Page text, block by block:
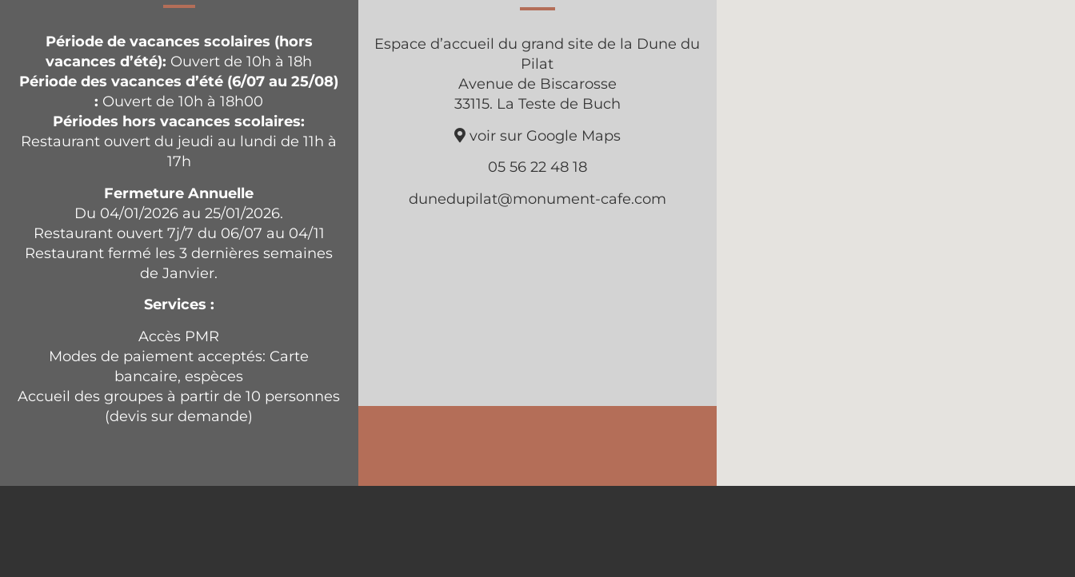
Période de vacances scolaires (hors
vacances d’été): Ouvert de 10h à 18h
Période des vacances d’été (6/07 au 25/08)
: Ouvert de 10h à 18h00
Périodes hors vacances scolaires:
Restaurant ouvert du jeudi au lundi de 11h à
17h
Fermeture Annuelle
Du 04/01/2026 au 25/01/2026.
Restaurant ouvert 7j/7 du 06/07 au 04/11
Restaurant fermé les 3 dernières semaines
de Janvier.
Services :
Accès PMR
Modes de paiement acceptés: Carte
bancaire, espèces
Accueil des groupes à partir de 10 personnes
(devis sur demande)
Espace d’accueil du grand site de la Dune du
Pilat
Avenue de Biscarosse
33115. La Teste de Buch
voir sur Google Maps
05 56 22 48 18
dunedupilat@monument-cafe.com